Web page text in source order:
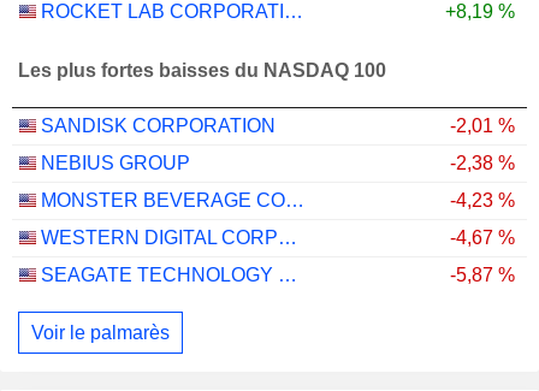
ROCKET LAB CORPORATION
+8,19 %
Les plus fortes baisses du NASDAQ 100
SANDISK CORPORATION
-2,01 %
NEBIUS GROUP
-2,38 %
MONSTER BEVERAGE CORPORATION
-4,23 %
WESTERN DIGITAL CORPORATION
-4,67 %
SEAGATE TECHNOLOGY HOLDINGS PLC
-5,87 %
Voir le palmarès